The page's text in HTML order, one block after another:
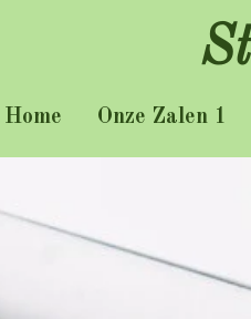
Home Onze Zalen 1